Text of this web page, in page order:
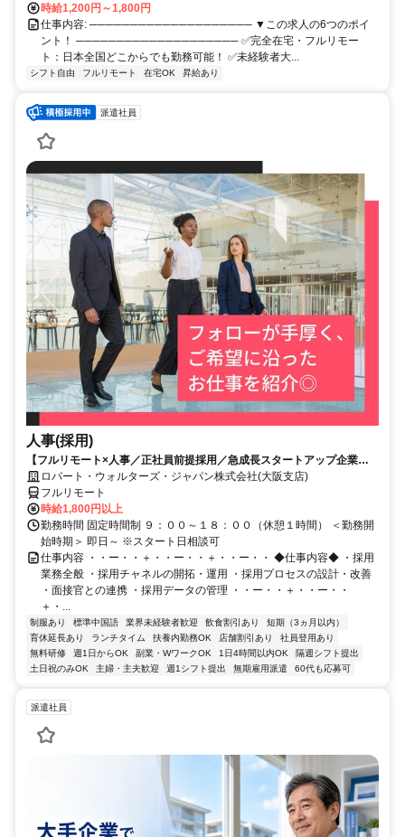
時給1,200円～1,800円
仕事内容: ──────────────────── ▼この求人の6つのポイ
ント！ ──────────────────── ✅完全在宅・フルリモー
ト：日本全国どこからでも勤務可能！ ✅未経験者大...
シフト自由 フルリモート 在宅OK 昇給あり
派遣社員
人事(採用)
【フルリモート×人事／正社員前提採用／急成長スタートアップ企業／
英語】Robert Walters
ロバート・ウォルターズ・ジャパン株式会社(大阪支店)
フルリモート
時給1,800円以上
勤務時間 固定時間制 ９：００～１８：００（休憩１時間） ＜勤務開
始時期＞ 即日～ ※スタート日相談可
仕事内容 ・・ー・・＋・・ー・・＋・・ー・・ ◆仕事内容◆ ・採用
業務全般 ・採用チャネルの開拓・運用 ・採用プロセスの設計・改善
・面接官との連携 ・採用データの管理 ・・ー・・＋・・ー・・
＋・...
制服あり 標準中国語 業界未経験者歓迎 飲食割引あり
短期（3ヵ月以内）
育休延長あり
ランチタイム 扶養内勤務OK 店舗割引あり
社員登用あり
無料研修
週1日からOK 副業・WワークOK 1日4時間以内OK
隔週シフト提出
土日祝のみOK
主婦・主夫歓迎 週1シフト提出 無期雇用派遣 60代も応募可
派遣社員